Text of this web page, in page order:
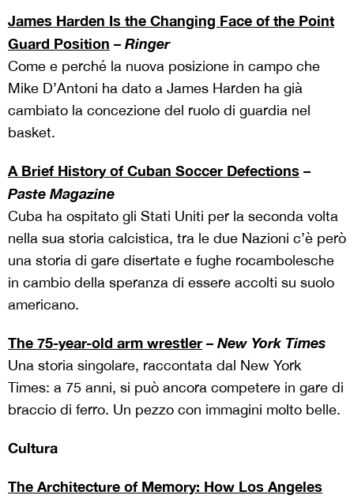
James Harden Is the Changing Face of the Point
Guard Position – Ringer
Come e perché la nuova posizione in campo che
Mike D’Antoni ha dato a James Harden ha già
cambiato la concezione del ruolo di guardia nel
basket.
A Brief History of Cuban Soccer Defections –
Paste Magazine
Cuba ha ospitato gli Stati Uniti per la seconda volta
nella sua storia calcistica, tra le due Nazioni c’è però
una storia di gare disertate e fughe rocambolesche
in cambio della speranza di essere accolti su suolo
americano.
The 75-year-old arm wrestler – New York Times
Una storia singolare, raccontata dal New York
Times: a 75 anni, si può ancora competere in gare di
braccio di ferro. Un pezzo con immagini molto belle.
Cultura
The Architecture of Memory: How Los Angeles